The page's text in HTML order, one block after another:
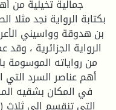
جمالية تخيلية من
بكتابة الرواية نجد مثلا
بن هدوقة وواسيني
الرواية الجزائرية ،
من رواياته
أهم عناصر السرد التي
في المكان بشقيه
التي تنقسم إلى ثلاث